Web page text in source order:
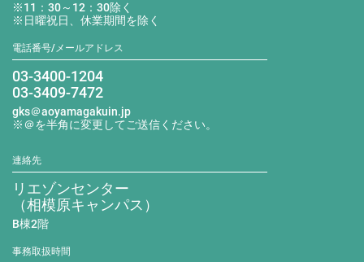
※11：30～12：30除く
※日曜祝日、休業期間を除く
電話番号/メールアドレス
03-3400-1204
03-3409-7472
gks＠aoyamagakuin.jp
※＠を半角に変更してご送信ください。
連絡先
リエゾンセンター
（相模原キャンパス）
B棟2階
事務取扱時間